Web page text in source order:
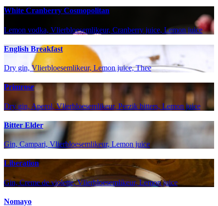
White Cranberry Cosmopolitan
Lemon vodka, Vlierbloesemlikeur, Cranberry juice, Lemon juice
English Breakfast
Dry gin, Vlierbloesemlikeur, Lemon juice, Thee
Primrose
Dry gin, Aperol, Vlierbloesemlikeur, Perzik bitters, Lemon juice
Bitter Elder
Gin, Campari, Vlierbloesemlikeur, Lemon juice
Liberation
Gin, Creme de violette, Vlierbloesemlikeur, Lemon juice
Nomayo